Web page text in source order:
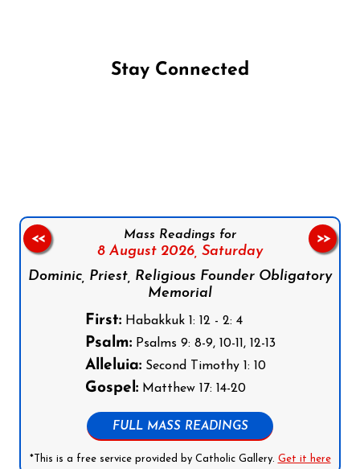
Stay Connected
Mass Readings for
8 August 2026, Saturday
Dominic, Priest, Religious Founder Obligatory
Memorial
First:Habakkuk 1: 12 - 2: 4
Psalm:Psalms 9: 8-9, 10-11, 12-13
Alleluia:Second Timothy 1: 10
Gospel:Matthew 17: 14-20
FULL MASS READINGS
*This is a free service provided by Catholic Gallery. Get it here
<< >>